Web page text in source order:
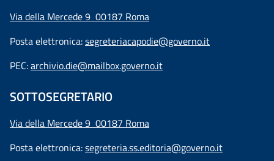
Via della Mercede 9 00187 Roma
Posta elettronica:segreteriacapodie@governo.it
PEC:archivio.die@mailbox.governo.it
SOTTOSEGRETARIO
Via della Mercede 9 00187 Roma
Posta elettronica:segreteria.ss.editoria@governo.it